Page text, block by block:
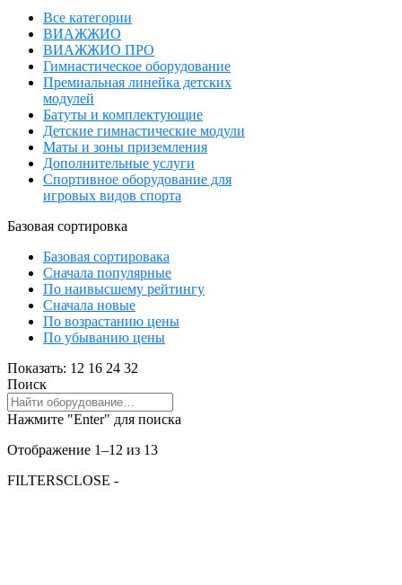
Все категории
ВИАЖЖИО
ВИАЖЖИО ПРО
Гимнастическое оборудование
Премиальная линейка детских
модулей
Батуты и комплектующие
Детские гимнастические модули
Маты и зоны приземления
Дополнительные услуги
Спортивное оборудование для
игровых видов спорта
Базовая сортировка
Базовая сортировака
Сначала популярные
По наивысшему рейтингу
Сначала новые
По возрастанию цены
По убыванию цены
Показать: 12 16 24 32
Поиск
Нажмите "Enter" для поиска
Отображение 1–12 из 13
FILTERSCLOSE -